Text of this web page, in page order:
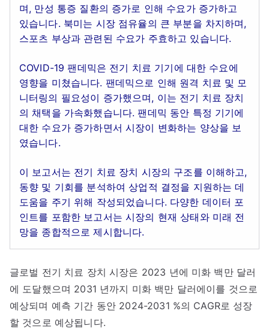
며, 만성 통증 질환의 증가로 인해 수요가 증가하고
있습니다. 북미는 시장 점유율의 큰 부분을 차지하며,
스포츠 부상과 관련된 수요가 주효하고 있습니다.
COVID-19 팬데믹은 전기 치료 기기에 대한 수요에
영향을 미쳤습니다. 팬데믹으로 인해 원격 치료 및 모
니터링의 필요성이 증가했으며, 이는 전기 치료 장치
의 채택을 가속화했습니다. 팬데믹 동안 특정 기기에
대한 수요가 증가하면서 시장이 변화하는 양상을 보
였습니다.
이 보고서는 전기 치료 장치 시장의 구조를 이해하고,
동향 및 기회를 분석하여 상업적 결정을 지원하는 데
도움을 주기 위해 작성되었습니다. 다양한 데이터 포
인트를 포함한 보고서는 시장의 현재 상태와 미래 전
망을 종합적으로 제시합니다.
글로벌 전기 치료 장치 시장은 2023 년에 미화 백만 달러
에 도달했으며 2031 년까지 미화 백만 달러에이를 것으로
예상되며 예측 기간 동안 2024-2031 %의 CAGR로 성장
할 것으로 예상됩니다.